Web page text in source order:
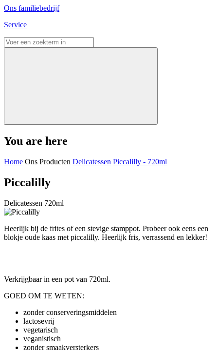
Ons familiebedrijf
Service
You are here
Home Ons Producten Delicatessen Piccalilly - 720ml
Piccalilly
Delicatessen 720ml
Heerlijk bij de frites of een stevige stamppot. Probeer ook eens een
blokje oude kaas met piccalilly. Heerlijk fris, verrassend en lekker!
Verkrijgbaar in een pot van 720ml.
GOED OM TE WETEN:
zonder conserveringsmiddelen
lactosevrij
vegetarisch
veganistisch
zonder smaakversterkers